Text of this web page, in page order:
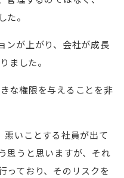
た。
ンが上がり、会社が成長
ました。
な権限を与えることを非
悪いことする社員が出て
思うと思いますが、それ
っており、そのリスクを